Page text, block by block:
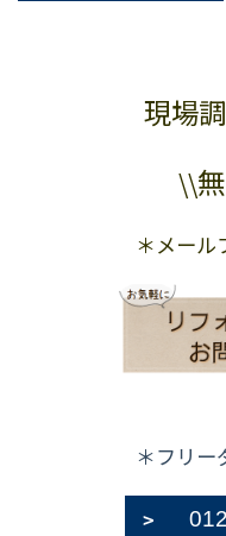
現場
\\
＊メール
＊フリー